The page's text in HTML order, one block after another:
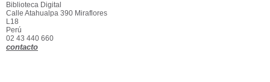
Biblioteca Digital
Calle Atahualpa 390 Miraflores
L18
Perú
02 43 440 660
contacto